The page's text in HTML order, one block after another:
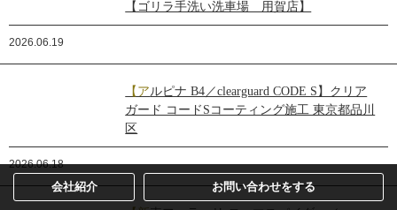
【ゴリラ手洗い洗車場 用賀店】
2026.06.19
【アルピナ B4／clearguard CODE S】クリア
ガード コードSコーティング施工 東京都品川
区
2026.06.18
会社紹介 お問い合わせをする